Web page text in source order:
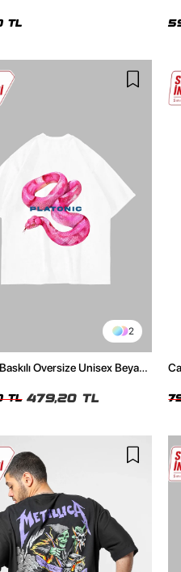
TL
2
Oversize Unisex Beyaz
TL 479,20 TL